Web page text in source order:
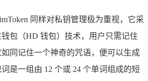
同样对私钥管理极为重视，它采
包（HD 钱包）技术，用户只需记住
同记住一个神奇的咒语，便可以生成
是一组由 12 个或 24 个单词组成的短